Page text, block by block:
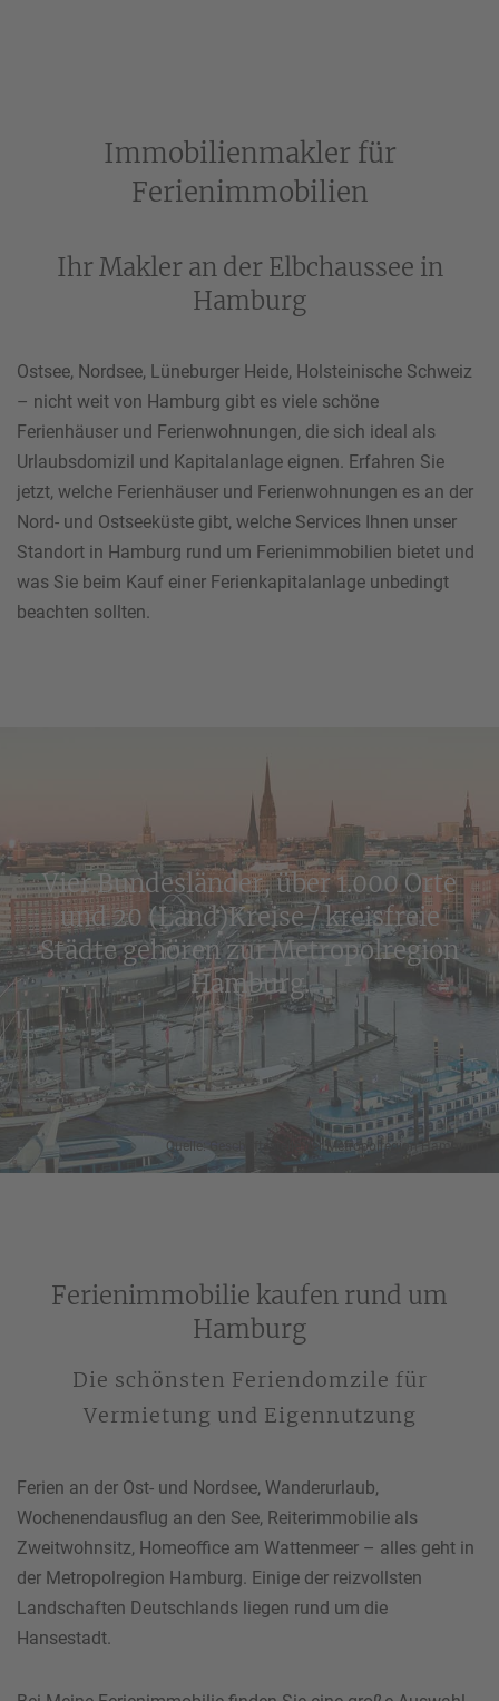
Ihre E-Mail-Adresse
Ihre Nachricht an uns
Hinweise zum Datenschutz
Ich habe die Datenschutzhinweise gelesen.*
Immobilienmakler für
Ferienimmobilien
Ihr Makler an der Elbchaussee in
Hamburg
Ostsee, Nordsee, Lüneburger Heide, Holsteinische Schweiz
– nicht weit von Hamburg gibt es viele schöne
Ferienhäuser und Ferienwohnungen, die sich ideal als
Urlaubsdomizil und Kapitalanlage eignen. Erfahren Sie
jetzt, welche Ferienhäuser und Ferienwohnungen es an der
Nord- und Ostseeküste gibt, welche Services Ihnen unser
Standort in Hamburg rund um Ferienimmobilien bietet und
was Sie beim Kauf einer Ferienkapitalanlage unbedingt
beachten sollten.
Vier Bundesländer, über 1.000 Orte
und 20 (Land)Kreise / kreisfreie
Städte gehören zur Metropolregion
Hamburg.
Quelle: Geschäftsstelle der Metropolregion Hamburg.
Ferienimmobilie kaufen rund um
Hamburg
Die schönsten Feriendomzile für
Vermietung und Eigennutzung
Ferien an der Ost- und Nordsee, Wanderurlaub,
Wochenendausflug an den See, Reiterimmobilie als
Zweitwohnsitz, Homeoffice am Wattenmeer – alles geht in
der Metropolregion Hamburg. Einige der reizvollsten
Landschaften Deutschlands liegen rund um die
Hansestadt.